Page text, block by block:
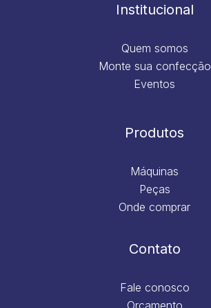
m
Institucional
Quem somos
Monte sua confecção
Eventos
Produtos
Máquinas
Peças
Onde comprar
Contato
Fale conosco